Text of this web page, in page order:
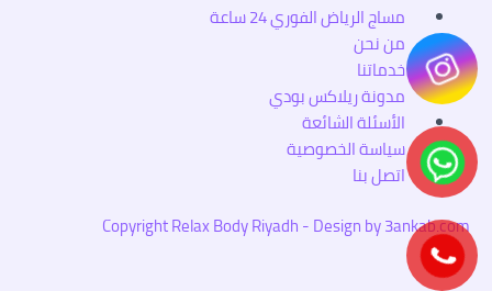
Menu
مساج الرياض الفوري 24 ساعة
من نحن
خدماتنا
مدونة ريلاكس بودي
الأسئلة الشائعة
سياسة الخصوصية
اتصل بنا
Copyright Relax Body Riyadh - Design by 3ankab.com